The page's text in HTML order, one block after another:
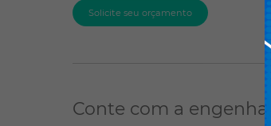
Solicite seu orçamento
Conte com a